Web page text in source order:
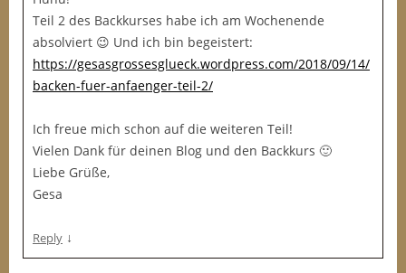
Teil 2 des Backkurses habe ich am Wochenende
absolviert 😉 Und ich bin begeistert:
https://gesasgrossesglueck.wordpress.com/2018/09/14/
backen-fuer-anfaenger-teil-2/
Ich freue mich schon auf die weiteren Teil!
Vielen Dank für deinen Blog und den Backkurs 🙂
Liebe Grüße,
Gesa
Reply ↓